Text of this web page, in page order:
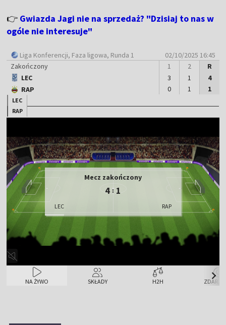
👉 Gwiazda Jagi nie na sprzedaż? "Dzisiaj to nas w
ogóle nie interesuje"
Liga Konferencji, Faza ligowa, Runda 1
02/10/2025 16:45
Zakończony
LEC
RAP
1
3
0
2
1
1
R
4
1
LEC
RAP
NA ŻYWO SKŁADY H2H
Mecz zakończony
LEC
4 : 1
RAP